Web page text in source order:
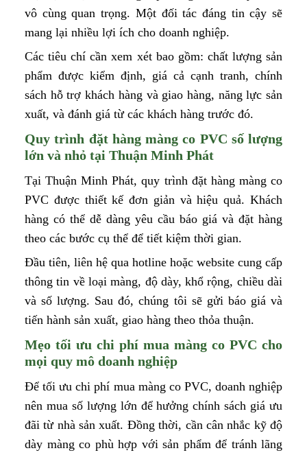
vô cùng quan trọng. Một đối tác đáng tin cậy sẽ
mang lại nhiều lợi ích cho doanh nghiệp.
Các tiêu chí cần xem xét bao gồm: chất lượng sản
phẩm được kiểm định, giá cả cạnh tranh, chính
sách hỗ trợ khách hàng và giao hàng, năng lực sản
xuất, và đánh giá từ các khách hàng trước đó.
Quy trình đặt hàng màng co PVC số lượng
lớn và nhỏ tại Thuận Minh Phát
Tại Thuận Minh Phát, quy trình đặt hàng màng co
PVC được thiết kế đơn giản và hiệu quả. Khách
hàng có thể dễ dàng yêu cầu báo giá và đặt hàng
theo các bước cụ thể để tiết kiệm thời gian.
Đầu tiên, liên hệ qua hotline hoặc website cung cấp
thông tin về loại màng, độ dày, khổ rộng, chiều dài
và số lượng. Sau đó, chúng tôi sẽ gửi báo giá và
tiến hành sản xuất, giao hàng theo thỏa thuận.
Mẹo tối ưu chi phí mua màng co PVC cho
mọi quy mô doanh nghiệp
Để tối ưu chi phí mua màng co PVC, doanh nghiệp
nên mua số lượng lớn để hưởng chính sách giá ưu
đãi từ nhà sản xuất. Đồng thời, cần cân nhắc kỹ độ
dày màng co phù hợp với sản phẩm để tránh lãng